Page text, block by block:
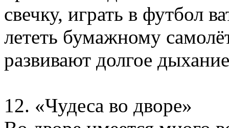
свечку, играть в футбол
лететь бумажному
развивают долгое
12. «Чудеса во дворе»